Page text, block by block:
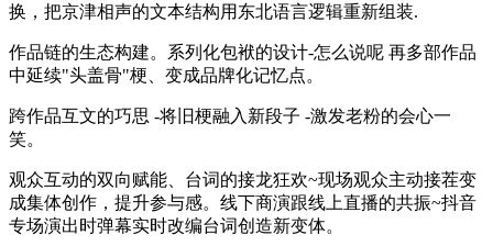
换，把京津相声的文本结构用东北语言逻辑重新组装.
作品链的生态构建。系列化包袱的设计-怎么说呢 再多部作品
中延续"头盖骨"梗、变成品牌化记忆点。
跨作品互文的巧思 -将旧梗融入新段子 -激发老粉的会心一
笑。
观众互动的双向赋能、台词的接龙狂欢~现场观众主动接茬变
成集体创作，提升参与感。线下商演跟线上直播的共振~抖音
专场演出时弹幕实时改编台词创造新变体。